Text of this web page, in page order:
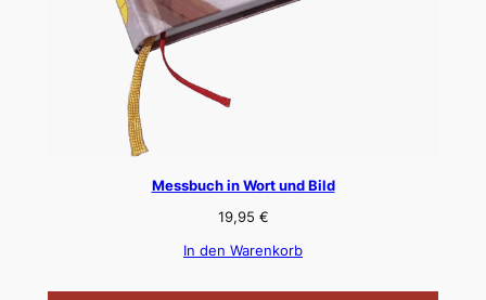
Messbuch in Wort und Bild
19,95 €
In den Warenkorb